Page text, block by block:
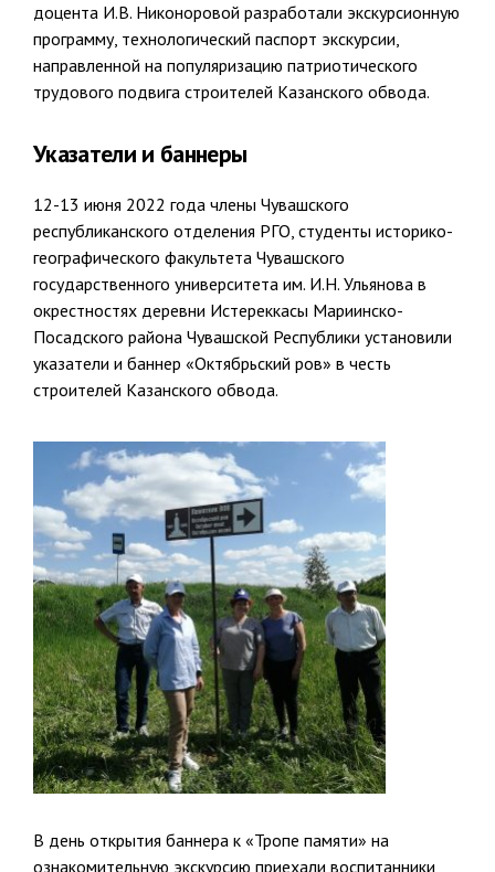
доцента И.В. Никоноровой разработали экскурсионную
программу, технологический паспорт экскурсии,
направленной на популяризацию патриотического
трудового подвига строителей Казанского обвода.
Указатели и баннеры
12-13 июня 2022 года члены Чувашского
республиканского отделения РГО, студенты историко-
географического факультета Чувашского
государственного университета им. И.Н. Ульянова в
окрестностях деревни Истереккасы Мариинско-
Посадского района Чувашской Республики установили
указатели и баннер «Октябрьский ров» в честь
строителей Казанского обвода.
В день открытия баннера к «Тропе памяти» на
ознакомительную экскурсию приехали воспитанники